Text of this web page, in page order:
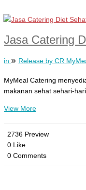
Jasa Catering
in » Release by CR
MyMeal Catering
makanan sehat sehari-
View More
2736 Preview
0 Like
0 Comments